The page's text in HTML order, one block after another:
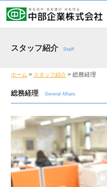
スタッフ紹介 Staff
ホーム > スタッフ紹介 >総務経理
総務経理 General Affairs